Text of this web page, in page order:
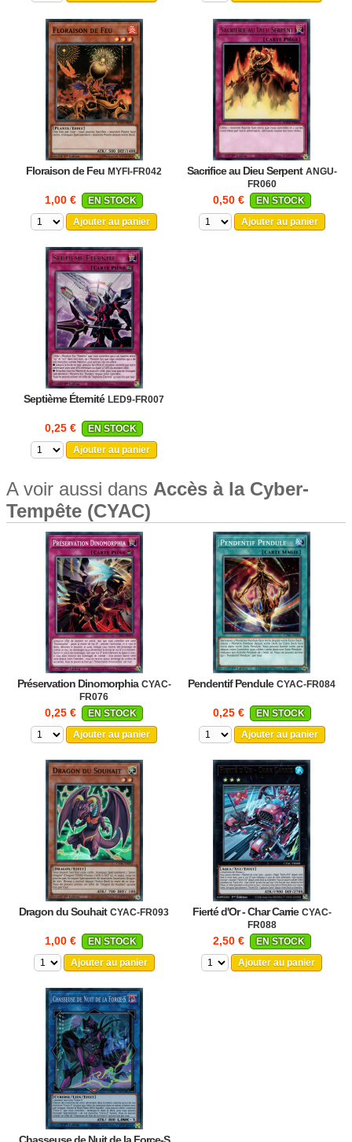
Floraison de Feu MYFI-FR042
1,00 €
EN STOCK
Ajouter au panier
Sacrifice au Dieu Serpent ANGU-
FR060
0,50 €
EN STOCK
Ajouter au panier
Septième Éternité LED9-FR007
0,25 €
EN STOCK
Ajouter au panier
A voir aussi dans Accès à la Cyber-
Tempête (CYAC)
Préservation Dinomorphia CYAC-
FR076
0,25 €
EN STOCK
Ajouter au panier
Pendentif Pendule CYAC-FR084
0,25 €
EN STOCK
Ajouter au panier
Dragon du Souhait CYAC-FR093
1,00 €
EN STOCK
Ajouter au panier
Fierté d'Or - Char Carrie CYAC-
FR088
2,50 €
EN STOCK
Ajouter au panier
Chasseuse de Nuit de la Force-S